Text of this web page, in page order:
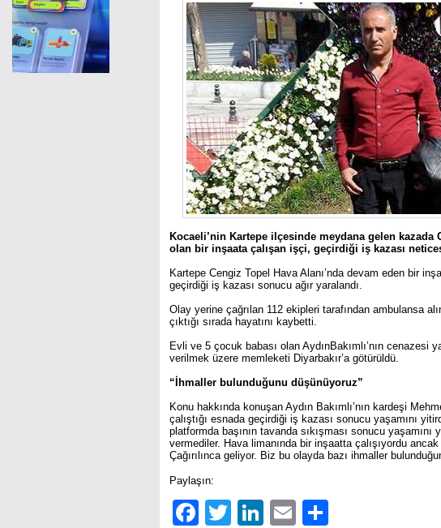
Kocaeli’nin Kartepe ilçesinde meydana gelen kazada
olan bir inşaata çalışan işçi, geçirdiği iş kazası
Kartepe Cengiz Topel Hava Alanı’nda devam eden bir
geçirdiği iş kazası sonucu ağır yaralandı.
Olay yerine çağrılan 112 ekipleri tarafından ambulansa
çıktığı sırada hayatını kaybetti.
Evli ve 5 çocuk babası olan AydınBakımlı’nın cenazesi
verilmek üzere memleketi Diyarbakır’a götürüldü.
“İhmaller bulunduğunu düşünüyoruz”
Konu hakkında konuşan Aydın Bakımlı’nın kardeşi
çalıştığı esnada geçirdiği iş kazası sonucu yaşamını
platformda başının tavanda sıkışması sonucu
vermediler. Hava limanında bir inşaatta çalışıyordu
Çağırılınca geliyor. Biz bu olayda bazı ihmaller
Paylaşın:
Facebook
TwitterLinkedIn
Email